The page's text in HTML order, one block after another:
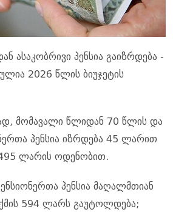
ასაკობრივი პენსია გაიზრდება -
2026 წლის ბიუჯეტის
მომავალი წლიდან 70 წლის და
პენსია იზრდება 45 ლარით
ლარის ოდენობით.
პენსია მაღალმთიან
594 ლარს გაუტოლდება;